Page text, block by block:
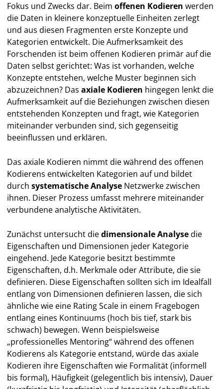
Fokus und Zwecks dar. Beimoffenen Kodieren werden
die Daten in kleinere konzeptuelle Einheiten zerlegt
und aus diesen Fragmenten erste Konzepte und
Kategorien entwickelt. Die Aufmerksamkeit des
Forschenden ist beim offenen Kodieren primär auf die
Daten selbst gerichtet: Was ist vorhanden, welche
Konzepte entstehen, welche Muster beginnen sich
abzuzeichnen? Dasaxiale Kodieren hingegen lenkt die
Aufmerksamkeit auf die Beziehungen zwischen diesen
entstehenden Konzepten und fragt, wie Kategorien
miteinander verbunden sind, sich gegenseitig
beeinflussen und erklären.
Das axiale Kodieren nimmt die während des offenen
Kodierens entwickelten Kategorien auf und bildet
durchsystematische Analyse Netzwerke zwischen
ihnen. Dieser Prozess umfasst mehrere miteinander
verbundene analytische Aktivitäten.
Zunächst untersucht diedimensionale Analysedie
Eigenschaften und Dimensionen jeder Kategorie
eingehend. Jede Kategorie besitzt bestimmte
Eigenschaften, d.h. Merkmale oder Attribute, die sie
definieren. Diese Eigenschaften sollten sich im Idealfall
entlang von Dimensionen definieren lassen, die sich
ähnliche wie eine Rating Scale in einem Fragebogen
entlang eines Kontinuums (hoch bis tief, stark bis
schwach) bewegen. Wenn beispielsweise
„professionelles Mentoring“ während des offenen
Kodierens als Kategorie entstand, würde das axiale
Kodieren ihre Eigenschaften wie Formalität (informell
bis formal), Häufigkeit (gelegentlich bis intensiv), Dauer